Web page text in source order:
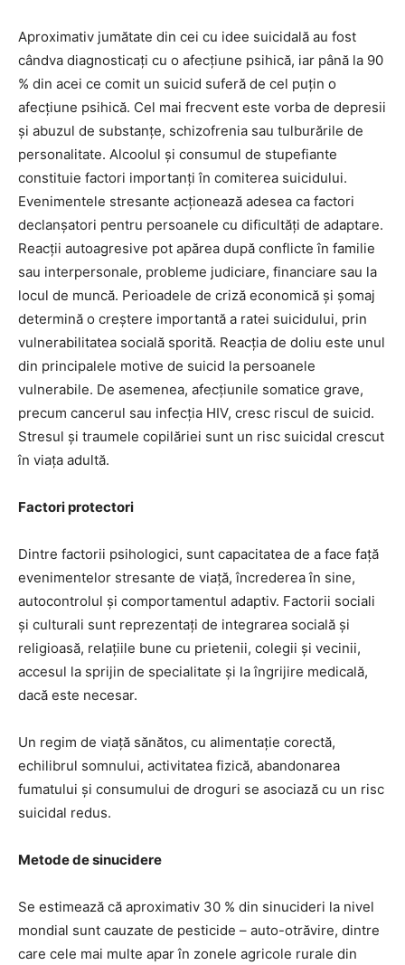
Aproximativ jumătate din cei cu idee suicidală au fost
cândva diagnosticaţi cu o afecţiune psihică, iar până la 90
% din acei ce comit un suicid suferă de cel puţin o
afecţiune psihică. Cel mai frecvent este vorba de depresii
şi abuzul de substanţe, schizo­frenia sau tulburările de
personalitate. Alcoolul şi consumul de stupefiante
constituie factori importanţi în comiterea suicidului.
Evenimentele stresante acţionează adesea ca factori
declanșatori pentru persoanele cu dificultăţi de adaptare.
Reacţii autoagresive pot apărea după conflicte în familie
sau interpersonale, probleme judiciare, financiare sau la
locul de muncă. Perioadele de criză economică şi şomaj
determină o creştere importantă a ratei suicidului, prin
vulnerabilitatea socială sporită. Reacţia de doliu este unul
din principalele motive de suicid la persoanele
vulnerabile. De asemenea, afecţiunile somatice grave,
precum cancerul sau infecţia HIV, cresc riscul de suicid.
Stresul și traumele copilăriei sunt un risc suicidal crescut
în viaţa adultă.
Factori protectori
Dintre factorii psihologici, sunt capacitatea de a face faţă
evenimentelor stresante de viaţă, încrederea în sine,
autocontrolul şi comportamentul adaptiv. Factorii sociali
şi culturali sunt reprezentaţi de integrarea socială şi
religioasă, relaţiile bune cu prietenii, colegii şi vecinii,
accesul la sprijin de specialitate şi la îngrijire medicală,
dacă este necesar.
Un regim de viaţă sănătos, cu alimentaţie corectă,
echilibrul somnului, activitatea fizică, abandonarea
fumatului şi consumului de droguri se asociază cu un risc
suicidal redus.
Metode de sinucidere
Se estimează că aproximativ 30 % din sinucideri la nivel
mondial sunt cauzate de pesticide – auto-otrăvire, dintre
care cele mai multe apar în zonele agricole rurale din